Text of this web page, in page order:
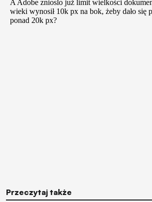
Przeczytaj także